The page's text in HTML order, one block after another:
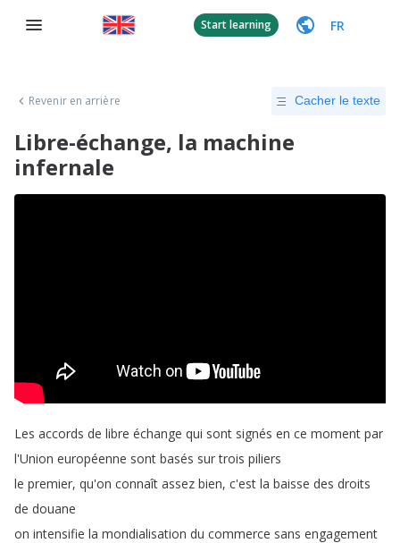
Start learning FR
Revenir en arrière Cacher le texte
Libre-échange, la machine
infernale
Les accords de libre échange qui sont signés en ce moment par
l'Union européenne sont basés sur trois piliers
le premier, qu'on connaît assez bien, c'est la baisse des droits
de douane
on intensifie la mondialisation du commerce sans engagement